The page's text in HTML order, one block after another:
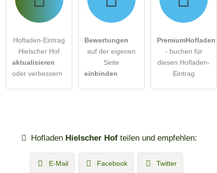
Hofladen-Eintrag
Hielscher Hof
aktualisieren
oder verbessern
Bewertungen
auf der eigenen
Seite
einbinden
PremiumHofladen
- buchen für
diesen Hofladen-
Eintrag
Hofladen Hielscher Hof teilen und empfehlen:
E-Mail Facebook Twitter